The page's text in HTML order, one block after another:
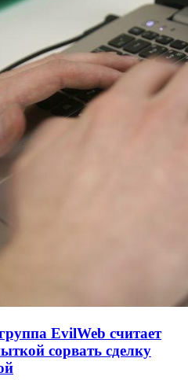
EvilWeb считает
сорвать сделку